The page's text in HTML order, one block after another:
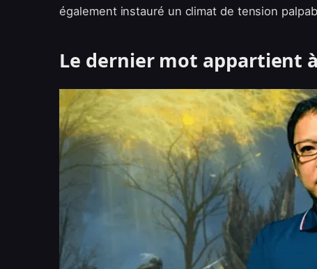
également instauré un climat de tension
Le dernier mot appartient